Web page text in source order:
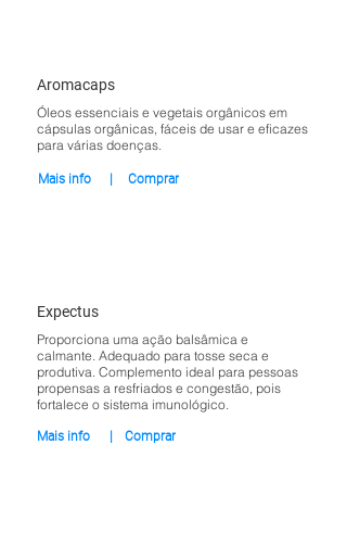
Aromacaps
Óleos essenciais e vegetais orgânicos em
cápsulas orgânicas, fáceis de usar e eficazes
para várias doenças.
Mais info Comprar
Expectus
Proporciona uma ação balsâmica e
calmante. Adequado para tosse seca e
produtiva. Complemento ideal para pessoas
propensas a resfriados e congestão, pois
fortalece o sistema imunológico.
Mais info Comprar